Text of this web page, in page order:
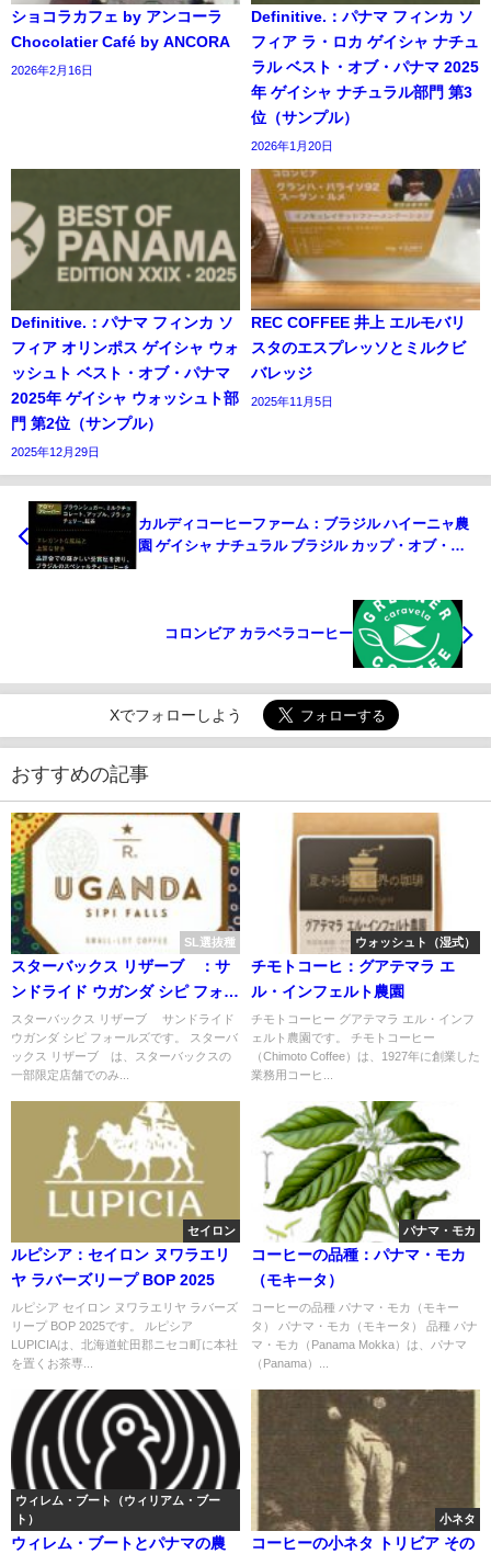
ショコラカフェ by アンコーラ
Chocolatier Café by ANCORA
2026年2月16日
Definitive.：パナマ フィンカ ソ
フィア ラ・ロカ ゲイシャ ナチュ
ラル ベスト・オブ・パナマ 2025
年 ゲイシャ ナチュラル部門 第3
位（サンプル）
2026年1月20日
Definitive.：パナマ フィンカ ソ
フィア オリンポス ゲイシャ ウォ
ッシュト ベスト・オブ・パナマ
2025年 ゲイシャ ウォッシュト部
門 第2位（サンプル）
2025年12月29日
REC COFFEE 井上 エルモバリ
スタのエスプレッソとミルクビ
バレッジ
2025年11月5日
カルディコーヒーファーム：ブラジル ハイーニャ農
園 ゲイシャ ナチュラル ブラジル カップ・オブ・エ
コロンビア カラベラコーヒー
Xでフォローしよう
おすすめの記事
SL選抜種
スターバックス リザーブ®：サ
ンドライド ウガンダ シピ フォー
ルズ
スターバックス リザーブ® サンドライド
ウガンダ シピ フォールズです。 スターバ
ックス リザーブ®は、スターバックスの
一部限定店舗でのみ...
ウォッシュト（湿式）
チモトコーヒ：グアテマラ エ
ル・インフェルト農園
チモトコーヒー グアテマラ エル・インフ
ェルト農園です。 チモトコーヒー
（Chimoto Coffee）は、1927年に創業した
業務用コーヒ...
セイロン
ルピシア：セイロン ヌワラエリ
ヤ ラバーズリープ BOP 2025
ルピシア セイロン ヌワラエリヤ ラバーズ
リープ BOP 2025です。 ルピシア
LUPICIAは、北海道虻田郡ニセコ町に本社
を置くお茶専...
パナマ・モカ
コーヒーの品種：パナマ・モカ
（モキータ）
コーヒーの品種 パナマ・モカ（モキー
タ） パナマ・モカ（モキータ） 品種 パナ
マ・モカ（Panama Mokka）は、パナマ
（Panama）...
ウィレム・ブート（ウィリアム・ブー
ト）
ウィレム・ブートとパナマの農
小ネタ
コーヒーの小ネタ トリビア その